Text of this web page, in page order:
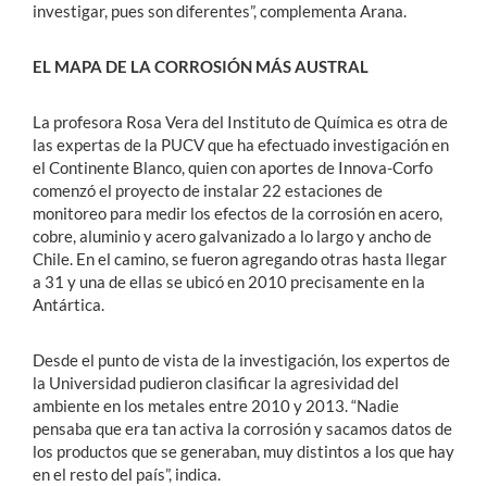
investigar, pues son diferentes”, complementa Arana.
EL MAPA DE LA CORROSIÓN MÁS AUSTRAL
La profesora Rosa Vera del Instituto de Química es otra de
las expertas de la PUCV que ha efectuado investigación en
el Continente Blanco, quien con aportes de Innova-Corfo
comenzó el proyecto de instalar 22 estaciones de
monitoreo para medir los efectos de la corrosión en acero,
cobre, aluminio y acero galvanizado a lo largo y ancho de
Chile. En el camino, se fueron agregando otras hasta llegar
a 31 y una de ellas se ubicó en 2010 precisamente en la
Antártica.
Desde el punto de vista de la investigación, los expertos de
la Universidad pudieron clasificar la agresividad del
ambiente en los metales entre 2010 y 2013. “Nadie
pensaba que era tan activa la corrosión y sacamos datos de
los productos que se generaban, muy distintos a los que hay
en el resto del país”, indica.